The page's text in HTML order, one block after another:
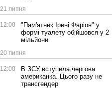
21 липня
12:00
"Пам'ятник Ірині Фаріон" у
формі туалету обійшовся у 2
мільйони
20 липня
12:00
В ЗСУ вступила чергова
американка. Цього разу не
трансгендер